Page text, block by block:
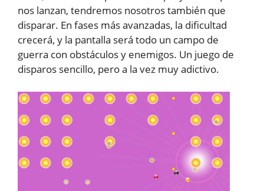
nos lanzan, tendremos nosotros también que
disparar. En fases más avanzadas, la dificultad
crecerá, y la pantalla será todo un campo de
guerra con obstáculos y enemigos. Un juego de
disparos sencillo, pero a la vez muy adictivo.